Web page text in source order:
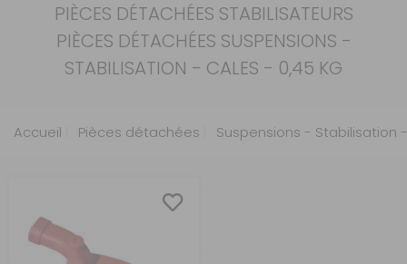
PIÈCES DÉTACHÉES STABILISATEURS
PIÈCES DÉTACHÉES SUSPENSIONS -
STABILISATION - CALES - 0,45 KG
Accueil Pièces détachées Suspensions - Stabilisation